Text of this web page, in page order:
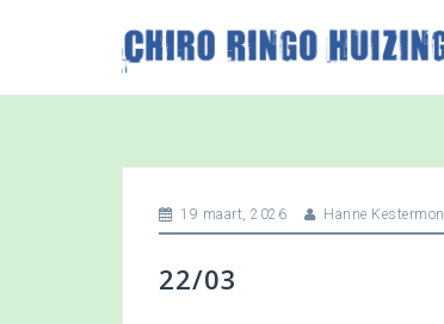
p
19 maart, 2026 Hanne
22/03